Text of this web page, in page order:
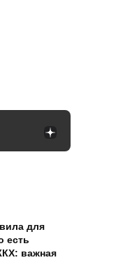
полу как
урожай
для
есть
важная